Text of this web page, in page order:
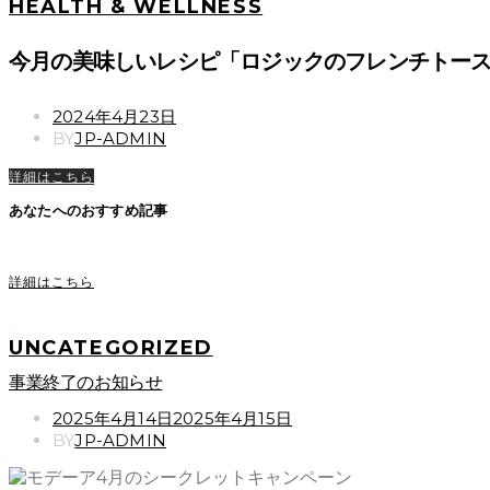
HEALTH & WELLNESS
今月の美味しいレシピ「ロジックのフレンチトー
POSTED
ON
2024年4月23日
BYJP-ADMIN
詳細はこちら
あなたへのおすすめ記事
詳細はこちら
UNCATEGORIZED
事業終了のお知らせ
POSTED
ON
2025年4月14日2025年4月15日
BYJP-ADMIN